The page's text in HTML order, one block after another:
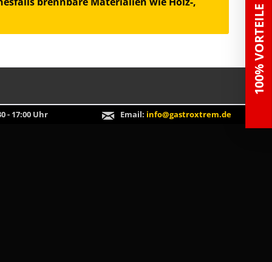
- 17:00 Uhr Email: info@gastroxtrem.de
100% VORTEILE